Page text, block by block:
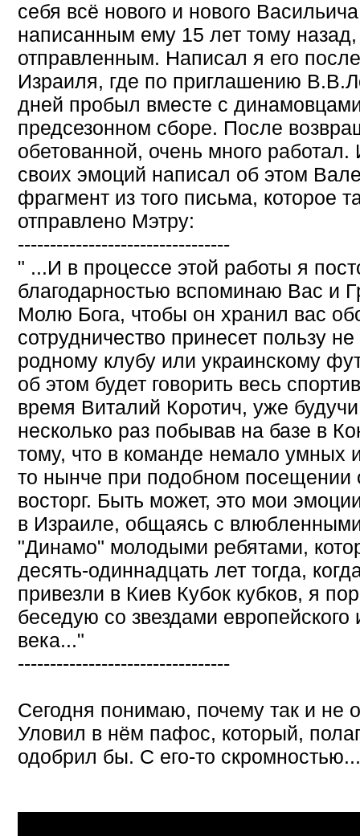
себя всё нового и нового
написанным ему 15 лет тому назад,
отправленным. Написал я его
Израиля, где по приглашению
дней пробыл вместе с
предсезонном сборе. После
обетованной, очень много
своих эмоций написал об этом
фрагмент из того письма, которое
отправлено Мэтру:
---------------------------------
" ...И в процессе этой работы я
благодарностью вспоминаю Вас и
Молю Бога, чтобы он хранил вас
сотрудничество принесет пользу
родному клубу или украинскому
об этом будет говорить весь
время Виталий Коротич, уже
несколько раз побывав на базе в
тому, что в команде немало умных
то нынче при подобном
восторг. Быть может, это мои
в Израиле, общаясь с
"Динамо" молодыми ребятами,
десять-одиннадцать лет тогда,
привезли в Киев Кубок кубков, я
беседую со звездами
века..."
---------------------------------
Сегодня понимаю, почему так и не
Уловил в нём пафос, который,
одобрил бы. С его-то скромностью...